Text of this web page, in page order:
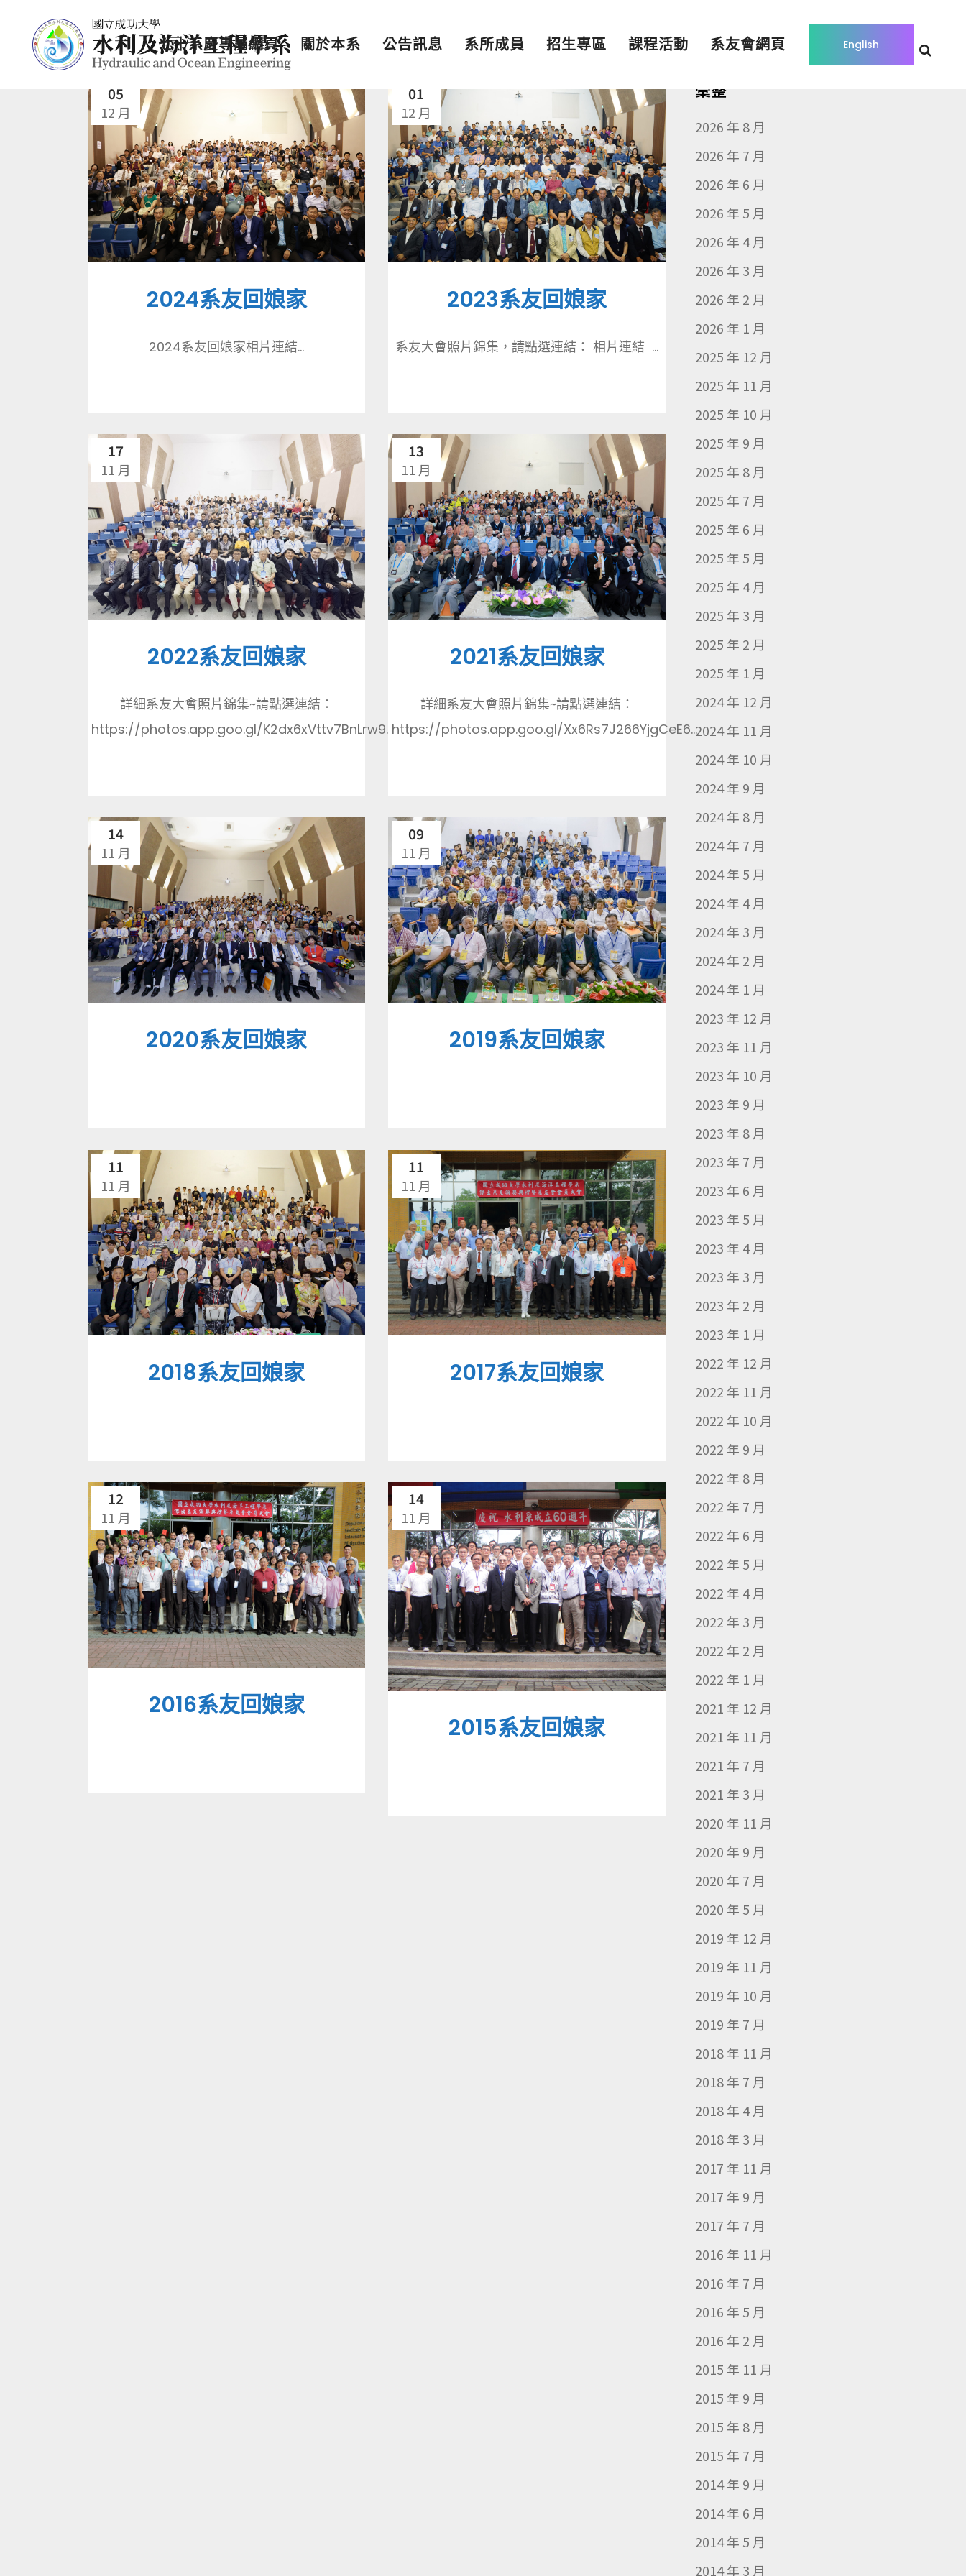
English
七十系慶專屬網頁 關於本系 公告訊息 系所成員 招生專區 課程活動 系友會網頁
05
12 月
2024系友回娘家
2024系友回娘家相片連結...
01
12 月
2023系友回娘家
系友大會照片錦集，請點選連結： 相片連結 ...
17
11 月
2022系友回娘家
詳細系友大會照片錦集~請點選連結：
https://photos.app.goo.gl/K2dx6xVttv7BnLrw9...
13
11 月
2021系友回娘家
詳細系友大會照片錦集~請點選連結：
https://photos.app.goo.gl/Xx6Rs7J266YjgCeE6...
14
11 月
2020系友回娘家
09
11 月
2019系友回娘家
11
11 月
2018系友回娘家
11
11 月
2017系友回娘家
12
11 月
2016系友回娘家
14
11 月
2015系友回娘家
彙整
2026 年 8 月
2026 年 7 月
2026 年 6 月
2026 年 5 月
2026 年 4 月
2026 年 3 月
2026 年 2 月
2026 年 1 月
2025 年 12 月
2025 年 11 月
2025 年 10 月
2025 年 9 月
2025 年 8 月
2025 年 7 月
2025 年 6 月
2025 年 5 月
2025 年 4 月
2025 年 3 月
2025 年 2 月
2025 年 1 月
2024 年 12 月
2024 年 11 月
2024 年 10 月
2024 年 9 月
2024 年 8 月
2024 年 7 月
2024 年 5 月
2024 年 4 月
2024 年 3 月
2024 年 2 月
2024 年 1 月
2023 年 12 月
2023 年 11 月
2023 年 10 月
2023 年 9 月
2023 年 8 月
2023 年 7 月
2023 年 6 月
2023 年 5 月
2023 年 4 月
2023 年 3 月
2023 年 2 月
2023 年 1 月
2022 年 12 月
2022 年 11 月
2022 年 10 月
2022 年 9 月
2022 年 8 月
2022 年 7 月
2022 年 6 月
2022 年 5 月
2022 年 4 月
2022 年 3 月
2022 年 2 月
2022 年 1 月
2021 年 12 月
2021 年 11 月
2021 年 7 月
2021 年 3 月
2020 年 11 月
2020 年 9 月
2020 年 7 月
2020 年 5 月
2019 年 12 月
2019 年 11 月
2019 年 10 月
2019 年 7 月
2018 年 11 月
2018 年 7 月
2018 年 4 月
2018 年 3 月
2017 年 11 月
2017 年 9 月
2017 年 7 月
2016 年 11 月
2016 年 7 月
2016 年 5 月
2016 年 2 月
2015 年 11 月
2015 年 9 月
2015 年 8 月
2015 年 7 月
2014 年 9 月
2014 年 6 月
2014 年 5 月
2014 年 3 月